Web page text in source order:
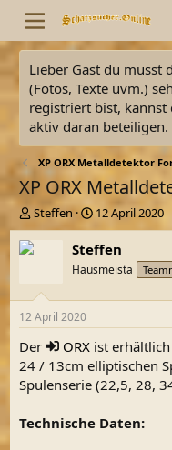
Lieber Gast du musst
(Fotos, Texte uvm.)
registriert bist, kannst
aktiv daran beteiligen.
XP ORX Metalldetektor
XP ORX
E
r
s
e
r
Steffen
E
r
s
e
t
a
m
12 April 2020
Steffen
Hausmeista
12 April 2020
Der ORX ist
24 / 13cm elliptischen
Spulenserie (22,5, 28,
Technische Daten: